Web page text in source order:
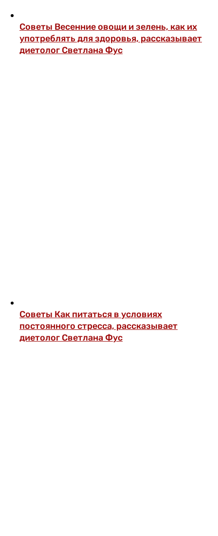
Советы Весенние овощи и зелень, как их
употреблять для здоровья, рассказывает
диетолог Светлана Фус
Советы Как питаться в условиях
постоянного стресса, рассказывает
диетолог Светлана Фус